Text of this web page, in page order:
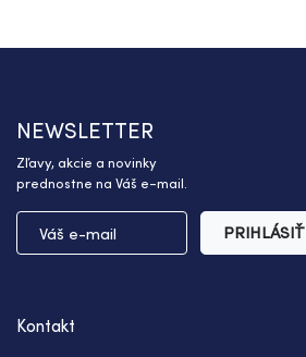
NEWSLETTER
Zľavy, akcie a novinky
prednostne na Váš e-mail.
PRIHLÁSIŤ
Kontakt